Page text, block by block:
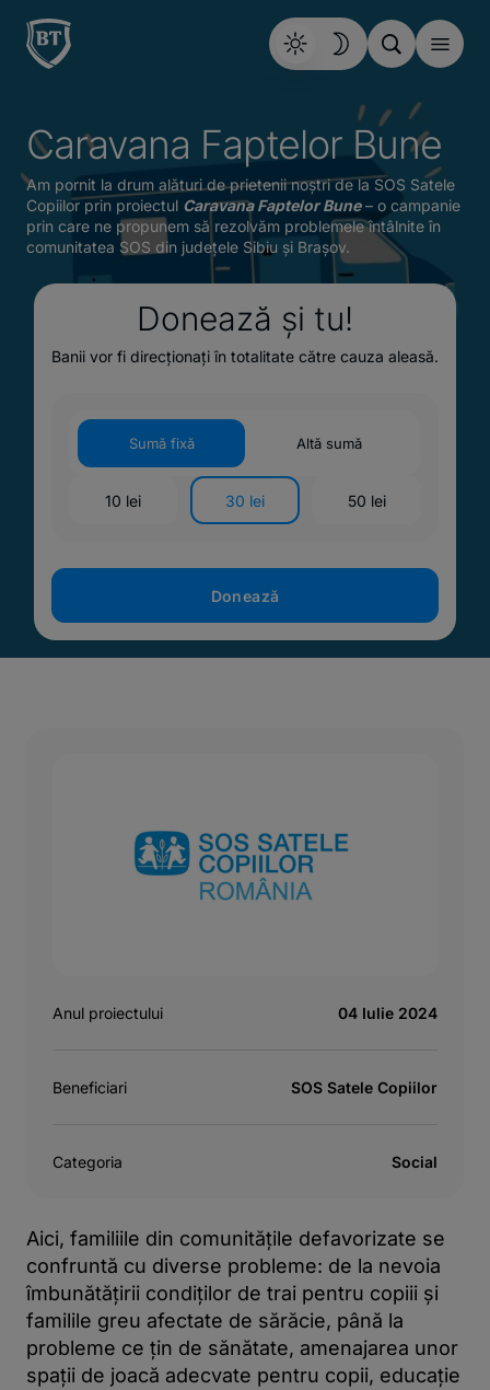
Caravana Faptelor Bune
Am pornit la drum alături de prietenii noștri de la SOS Satele
Copiilor prin proiectul Caravana Faptelor Bune– o campanie
prin care ne propunem să rezolvăm problemele întâlnite în
comunitatea SOS din județele Sibiu și Brașov.
Donează și tu!
Banii vor fi direcționați în totalitate către cauza aleasă.
Sumă fixă Altă sumă
10 lei 30 lei 50 lei
Donează
Anul proiectului 04 Iulie 2024
Beneficiari SOS Satele Copiilor
Categoria Social
Aici, familiile din comunitățile defavorizate se
confruntă cu diverse probleme: de la nevoia
îmbunătățirii condiților de trai pentru copiii și
familile greu afectate de sărăcie, până la
probleme ce țin de sănătate, amenajarea unor
spații de joacă adecvate pentru copii, educație